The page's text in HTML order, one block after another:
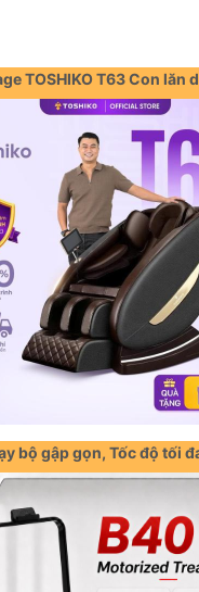
TOSHIKO T63 Con lăn
bộ gập gọn, Tốc độ tối